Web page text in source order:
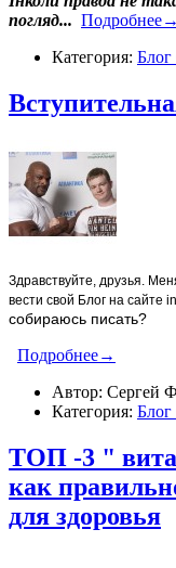
погляд... Подробнее→
Категория:
Здравствуйте, друзья.
вести свой Блог на сайте
собираюсь писать?
Подробнее→
Автор: Сергей
Категория:
ТОП -3 "
как
для здоровья